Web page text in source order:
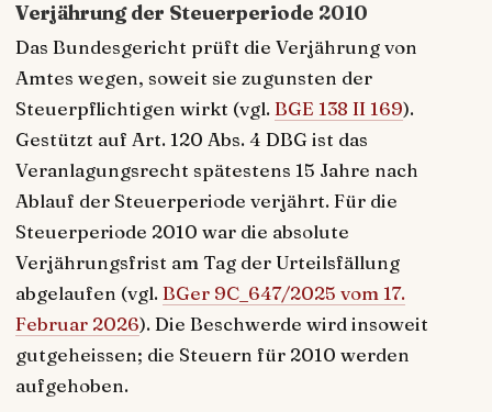
Verjährung der Steuerperiode 2010
Das Bundesgericht prüft die Verjährung von
Amtes wegen, soweit sie zugunsten der
Steuerpflichtigen wirkt (vgl.BGE 138 II 169).
Gestützt auf Art. 120 Abs. 4 DBG ist das
Veranlagungsrecht spätestens 15 Jahre nach
Ablauf der Steuerperiode verjährt. Für die
Steuerperiode 2010 war die absolute
Verjährungsfrist am Tag der Urteilsfällung
abgelaufen (vgl.BGer 9C_647/2025 vom 17.
Februar 2026). Die Beschwerde wird insoweit
gutgeheissen; die Steuern für 2010 werden
aufgehoben.